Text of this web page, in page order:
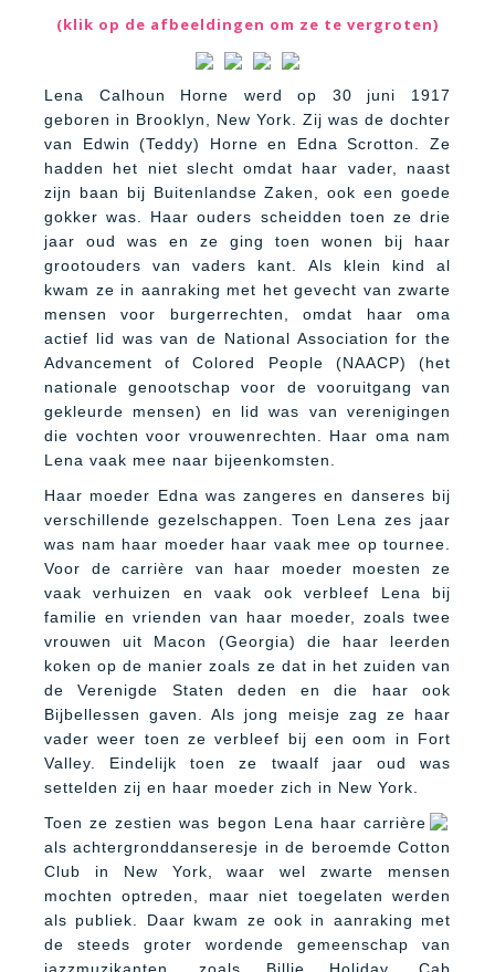
(klik op de afbeeldingen om ze te vergroten)
Lena Calhoun Horne werd op 30 juni 1917
geboren in Brooklyn, New York. Zij was de dochter
van Edwin (Teddy) Horne en Edna Scrotton. Ze
hadden het niet slecht omdat haar vader, naast
zijn baan bij Buitenlandse Zaken, ook een goede
gokker was. Haar ouders scheidden toen ze drie
jaar oud was en ze ging toen wonen bij haar
grootouders van vaders kant. Als klein kind al
kwam ze in aanraking met het gevecht van zwarte
mensen voor burgerrechten, omdat haar oma
actief lid was van de National Association for the
Advancement of Colored People (NAACP) (het
nationale genootschap voor de vooruitgang van
gekleurde mensen) en lid was van verenigingen
die vochten voor vrouwenrechten. Haar oma nam
Lena vaak mee naar bijeenkomsten.
Haar moeder Edna was zangeres en danseres bij
verschillende gezelschappen. Toen Lena zes jaar
was nam haar moeder haar vaak mee op tournee.
Voor de carrière van haar moeder moesten ze
vaak verhuizen en vaak ook verbleef Lena bij
familie en vrienden van haar moeder, zoals twee
vrouwen uit Macon (Georgia) die haar leerden
koken op de manier zoals ze dat in het zuiden van
de Verenigde Staten deden en die haar ook
Bijbellessen gaven. Als jong meisje zag ze haar
vader weer toen ze verbleef bij een oom in Fort
Valley. Eindelijk toen ze twaalf jaar oud was
settelden zij en haar moeder zich in New York.
Toen ze zestien was begon Lena haar carrière
als achtergronddanseresje in de beroemde Cotton
Club in New York, waar wel zwarte mensen
mochten optreden, maar niet toegelaten werden
als publiek. Daar kwam ze ook in aanraking met
de steeds groter wordende gemeenschap van